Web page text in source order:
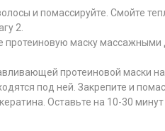
и помассируйте. Смойте
2.
протеиновую маску массажными
протеиновой маски
под ней. Закрепите и
Оставьте на 10-30